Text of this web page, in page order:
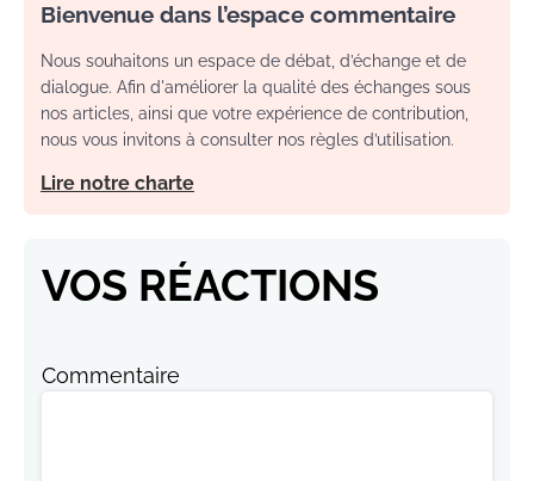
Bienvenue dans l’espace commentaire
Nous souhaitons un espace de débat, d’échange et de
dialogue. Afin d'améliorer la qualité des échanges sous
nos articles, ainsi que votre expérience de contribution,
nous vous invitons à consulter nos règles d’utilisation.
Lire notre charte
VOS RÉACTIONS
Commentaire